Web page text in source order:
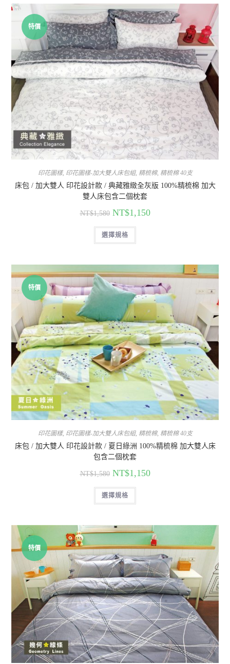
特價
印花圖樣, 印花圖樣-加大雙人床包組, 精梳棉, 精梳棉 40支
床包 / 加大雙人 印花設計款 / 典藏雅緻全灰版 100%精梳棉 加大
雙人床包含二個枕套
NT$1,580 NT$1,150
選擇規格
特價
印花圖樣, 印花圖樣-加大雙人床包組, 精梳棉, 精梳棉 40支
床包 / 加大雙人 印花設計款 / 夏日綠洲 100%精梳棉 加大雙人床
包含二個枕套
NT$1,580 NT$1,150
選擇規格
特價